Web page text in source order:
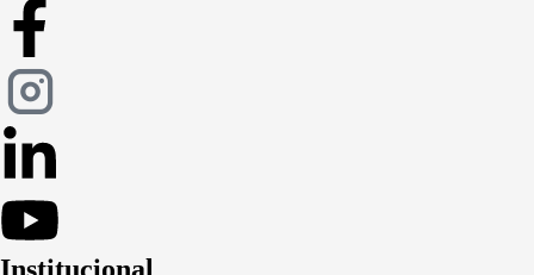
Institucional